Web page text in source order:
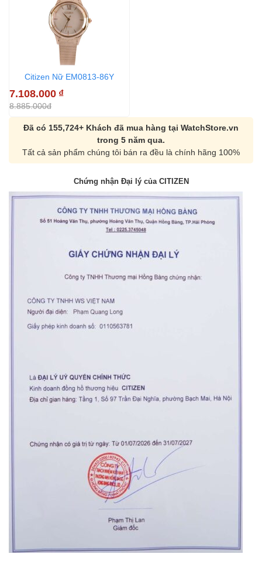
Citizen Nữ EM0813-86Y
7.108.000 ₫
8.885.000đ
Đã có 155,724+ Khách đã mua hàng tại WatchStore.vn
trong 5 năm qua.
Tất cả sản phẩm chúng tôi bán ra đều là chính hãng 100%
Chứng nhận Đại lý của CITIZEN
Orient Nam RA-
Casio Nam MTS-